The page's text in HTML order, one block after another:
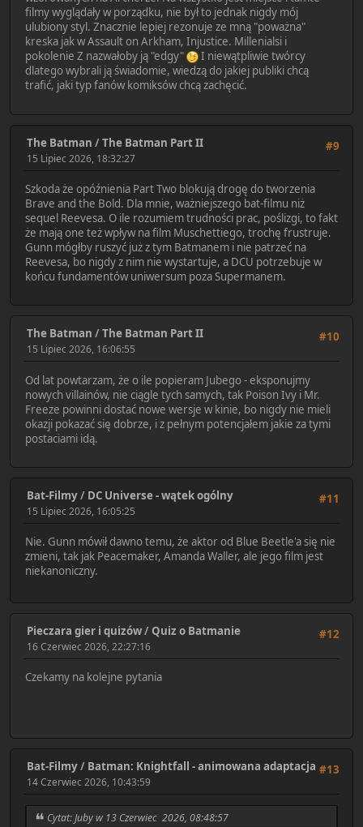
filmy wyglądały w porządku, nie był to jednak nigdy mój
ulubiony styl. Znacznie lepiej rezonuje ze mną "poważna"
kreska jak w Assault on Arkham, Injustice. Millenialsi i
pokolenie Z nazwałoby ją "edgy"
I niewątpliwie twórcy
dlatego wybrali ją świadomie, wiedzą do jakiej publiki chcą
trafić, jaki typ fanów komiksów chcą zachęcić.
#9
The Batman /The Batman Part II
15 Lipiec 2026, 18:32:27
Szkoda że opóźnienia Part Two blokują drogę do tworzenia
Brave and the Bold. Dla mnie, ważniejszego bat-filmu niż
sequel Reevesa. O ile rozumiem trudności prac, poślizgi, to fakt
że mają one też wpływ na film Muschettiego, trochę frustruje.
Gunn mógłby ruszyć już z tym Batmanem i nie patrzeć na
Reevesa, bo nigdy z nim nie wystartuje, a DCU potrzebuje w
końcu fundamentów uniwersum poza Supermanem.
#10
The Batman /The Batman Part II
15 Lipiec 2026, 16:06:55
Od lat powtarzam, że o ile popieram Jubego - eksponujmy
nowych villainów, nie ciągle tych samych, tak Poison Ivy i Mr.
Freeze powinni dostać nowe wersje w kinie, bo nigdy nie mieli
okazji pokazać się dobrze, i z pełnym potencjałem jakie za tymi
postaciami idą.
#11
Bat-Filmy/ DC Universe - wątek ogólny
15 Lipiec 2026, 16:05:25
Nie. Gunn mówił dawno temu, że aktor od Blue Beetle'a się nie
zmieni, tak jak Peacemaker, Amanda Waller, ale jego film jest
niekanoniczny.
#12
Pieczara gier i quizów/Quiz o Batmanie
16 Czerwiec 2026, 22:27:16
Czekamy na kolejne pytania
#13
Bat-Filmy/ Batman: Knightfall - animowana adaptacja
14 Czerwiec 2026, 10:43:59
Cytat: Juby w 13 Czerwiec 2026, 08:48:57